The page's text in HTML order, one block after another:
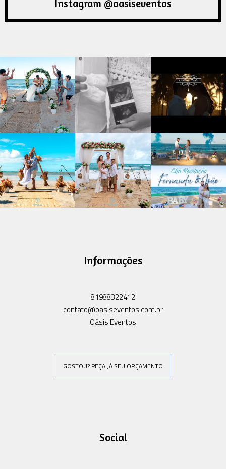
Instagram @oasiseventos
Informações
81988322412
contato@oasiseventos.com.br
Oásis Eventos
GOSTOU? PEÇA JÁ SEU ORÇAMENTO
Social